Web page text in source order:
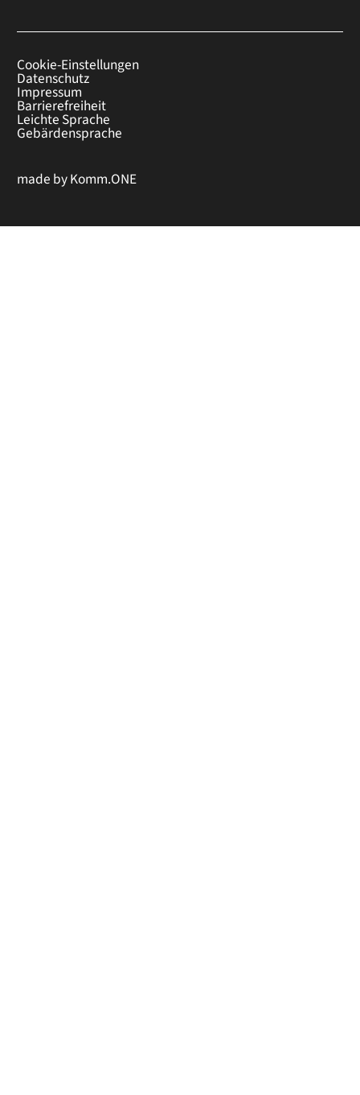
Cookie-Einstellungen
Datenschutz
Impressum
Barrierefreiheit
Leichte Sprache
Gebärdensprache
made byKomm.ONE